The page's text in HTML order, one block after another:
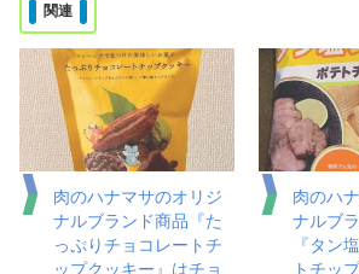
関連
肉のハナマサのオリジ
ナルブランド商品『た
っぷりチョコレートチ
ップクッキー』はチョ
肉のハ
ナルブ
『タン
トチッ